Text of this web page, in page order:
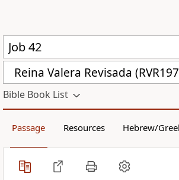
Reina Valera Revisada
Bible Book List
Passage Resources Hebrew/